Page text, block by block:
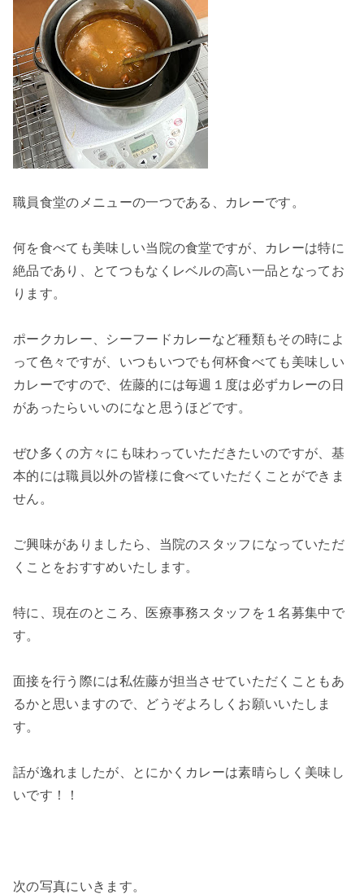
職員食堂のメニューの一つである、カレーです。
何を食べても美味しい当院の食堂ですが、カレーは特に
絶品であり、とてつもなくレベルの高い一品となってお
ります。
ポークカレー、シーフードカレーなど種類もその時によ
って色々ですが、いつもいつでも何杯食べても美味しい
カレーですので、佐藤的には毎週１度は必ずカレーの日
があったらいいのになと思うほどです。
ぜひ多くの方々にも味わっていただきたいのですが、基
本的には職員以外の皆様に食べていただくことができま
せん。
ご興味がありましたら、当院のスタッフになっていただ
くことをおすすめいたします。
特に、現在のところ、医療事務スタッフを１名募集中で
す。
面接を行う際には私佐藤が担当させていただくこともあ
るかと思いますので、どうぞよろしくお願いいたしま
す。
話が逸れましたが、とにかくカレーは素晴らしく美味し
いです！！
次の写真にいきます。